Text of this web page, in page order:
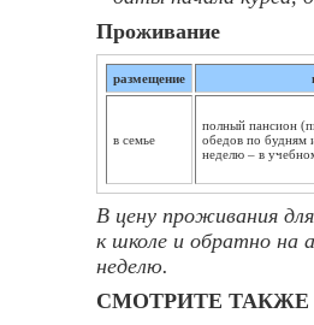
Проживание
размещение
в семье
полный пансион
обедов по будням
неделю – в
В цену проживания
к школе и обратно на
неделю.
СМОТРИТЕ ТАКЖЕ